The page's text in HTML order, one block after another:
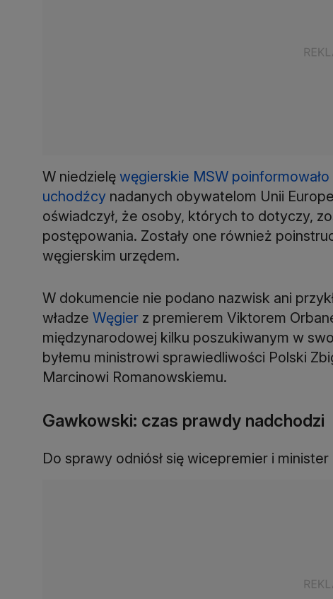
W niedzielę węgierskie MSW
uchodźcy nadanych obywatelom Unii
oświadczył, że osoby, których to dotyczy,
postępowania. Zostały one również
węgierskim urzędem.
W dokumencie nie podano nazwisk ani
władze Węgier z premierem Viktorem
międzynarodowej kilku poszukiwanym w
byłemu ministrowi sprawiedliwości Polski
Marcinowi Romanowskiemu.
Gawkowski: czas prawdy nadchodzi
Do sprawy odniósł się wicepremier i